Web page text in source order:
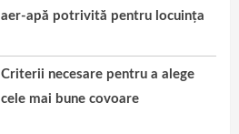
aer-apă potrivită pentru locuința
Criterii necesare pentru a alege
cele mai bune covoare